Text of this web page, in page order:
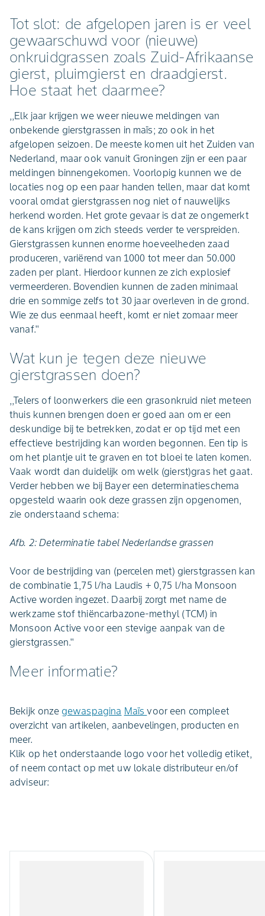
Tot slot: de afgelopen jaren is er veel
gewaarschuwd voor (nieuwe)
onkruidgrassen zoals Zuid-Afrikaanse
gierst, pluimgierst en draadgierst.
Hoe staat het daarmee?
,,Elk jaar krijgen we weer nieuwe meldingen van
onbekende gierstgrassen in maïs; zo ook in het
afgelopen seizoen. De meeste komen uit het Zuiden van
Nederland, maar ook vanuit Groningen zijn er een paar
meldingen binnengekomen. Voorlopig kunnen we de
locaties nog op een paar handen tellen, maar dat komt
vooral omdat gierstgrassen nog niet of nauwelijks
herkend worden. Het grote gevaar is dat ze ongemerkt
de kans krijgen om zich steeds verder te verspreiden.
Gierstgrassen kunnen enorme hoeveelheden zaad
produceren, variërend van 1000 tot meer dan 50.000
zaden per plant. Hierdoor kunnen ze zich explosief
vermeerderen. Bovendien kunnen de zaden minimaal
drie en sommige zelfs tot 30 jaar overleven in de grond.
Wie ze dus eenmaal heeft, komt er niet zomaar meer
vanaf.''
Wat kun je tegen deze nieuwe
gierstgrassen doen?
,,Telers of loonwerkers die een grasonkruid niet meteen
thuis kunnen brengen doen er goed aan om er een
deskundige bij te betrekken, zodat er op tijd met een
effectieve bestrijding kan worden begonnen. Een tip is
om het plantje uit te graven en tot bloei te laten komen.
Vaak wordt dan duidelijk om welk (gierst)gras het gaat.
Verder hebben we bij Bayer een determinatieschema
opgesteld waarin ook deze grassen zijn opgenomen,
zie onderstaand schema:
Afb. 2: Determinatie tabel Nederlandse grassen
Voor de bestrijding van (percelen met) gierstgrassen kan
de combinatie 1,75 l/ha Laudis + 0,75 l/ha Monsoon
Active worden ingezet. Daarbij zorgt met name de
werkzame stof thiëncarbazone-methyl (TCM) in
Monsoon Active voor een stevige aanpak van de
gierstgrassen.''
Meer informatie?
Bekijk onze gewaspagina Maïsvoor een compleet
overzicht van artikelen, aanbevelingen, producten en
meer.
Klik op het onderstaande logo voor het volledig etiket,
of neem contact op met uw lokale distributeur en/of
adviseur: